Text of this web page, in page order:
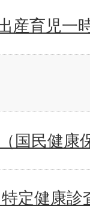
産育児一
国民健康
定健康診